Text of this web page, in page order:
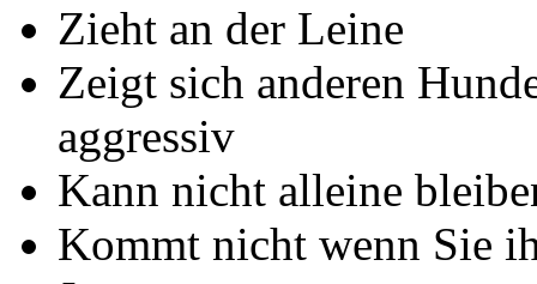
Zieht an der Leine
Zeigt sich anderen
aggressiv
Kann nicht alleine
Kommt nicht wenn Sie